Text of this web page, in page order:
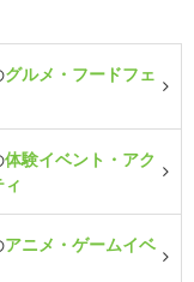
グルメ・フードフェ
体験イベント・アク
アニメ・ゲームイベ